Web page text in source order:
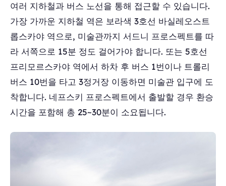
여러 지하철과 버스 노선을 통해 접근할 수 있습니다.
가장 가까운 지하철 역은 보라색 3호선 바실레오스트
롭스카야 역으로, 미술관까지 서드니 프로스펙트를 따
라 서쪽으로 15분 정도 걸어가야 합니다. 또는 5호선
프리모르스카야 역에서 하차 후 버스 1번이나 트롤리
버스 10번을 타고 3정거장 이동하면 미술관 입구에 도
착합니다. 네프스키 프로스펙트에서 출발할 경우 환승
시간을 포함해 총 25~30분이 소요됩니다.